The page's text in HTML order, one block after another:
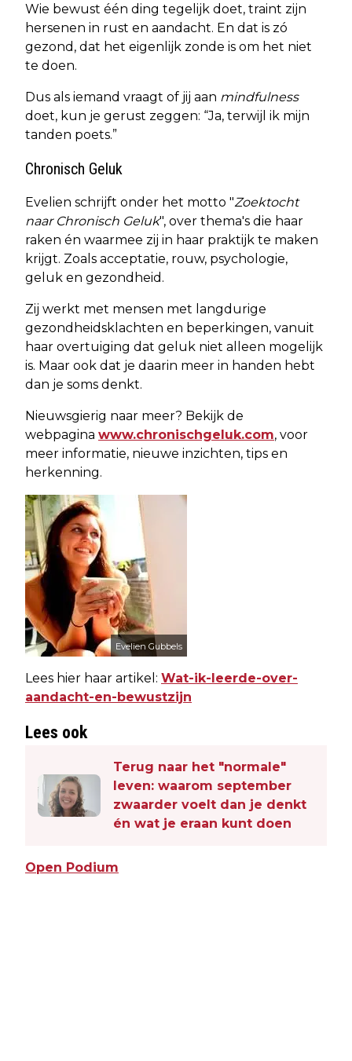
Wie bewust één ding tegelijk doet, traint zijn
hersenen in rust en aandacht. En dat is zó
gezond, dat het eigenlijk zonde is om het niet
te doen.
Dus als iemand vraagt of jij aan mindfulness
doet, kun je gerust zeggen: “Ja, terwijl ik mijn
tanden poets.”
Chronisch Geluk
Evelien schrijft onder het motto "Zoektocht
naar Chronisch Geluk", over thema's die haar
raken én waarmee zij in haar praktijk te maken
krijgt. Zoals acceptatie, rouw, psychologie,
geluk en gezondheid.
Zij werkt met mensen met langdurige
gezondheidsklachten en beperkingen, vanuit
haar overtuiging dat geluk niet alleen mogelijk
is. Maar ook dat je daarin meer in handen hebt
dan je soms denkt.
Nieuwsgierig naar meer? Bekijk de
webpagina www.chronischgeluk.com, voor
meer informatie, nieuwe inzichten, tips en
herkenning.
Evelien Gubbels
Lees hier haar artikel: Wat-ik-leerde-over-
aandacht-en-bewustzijn
Lees ook
Terug naar het "normale"
leven: waarom september
zwaarder voelt dan je denkt
én wat je eraan kunt doen
Open Podium